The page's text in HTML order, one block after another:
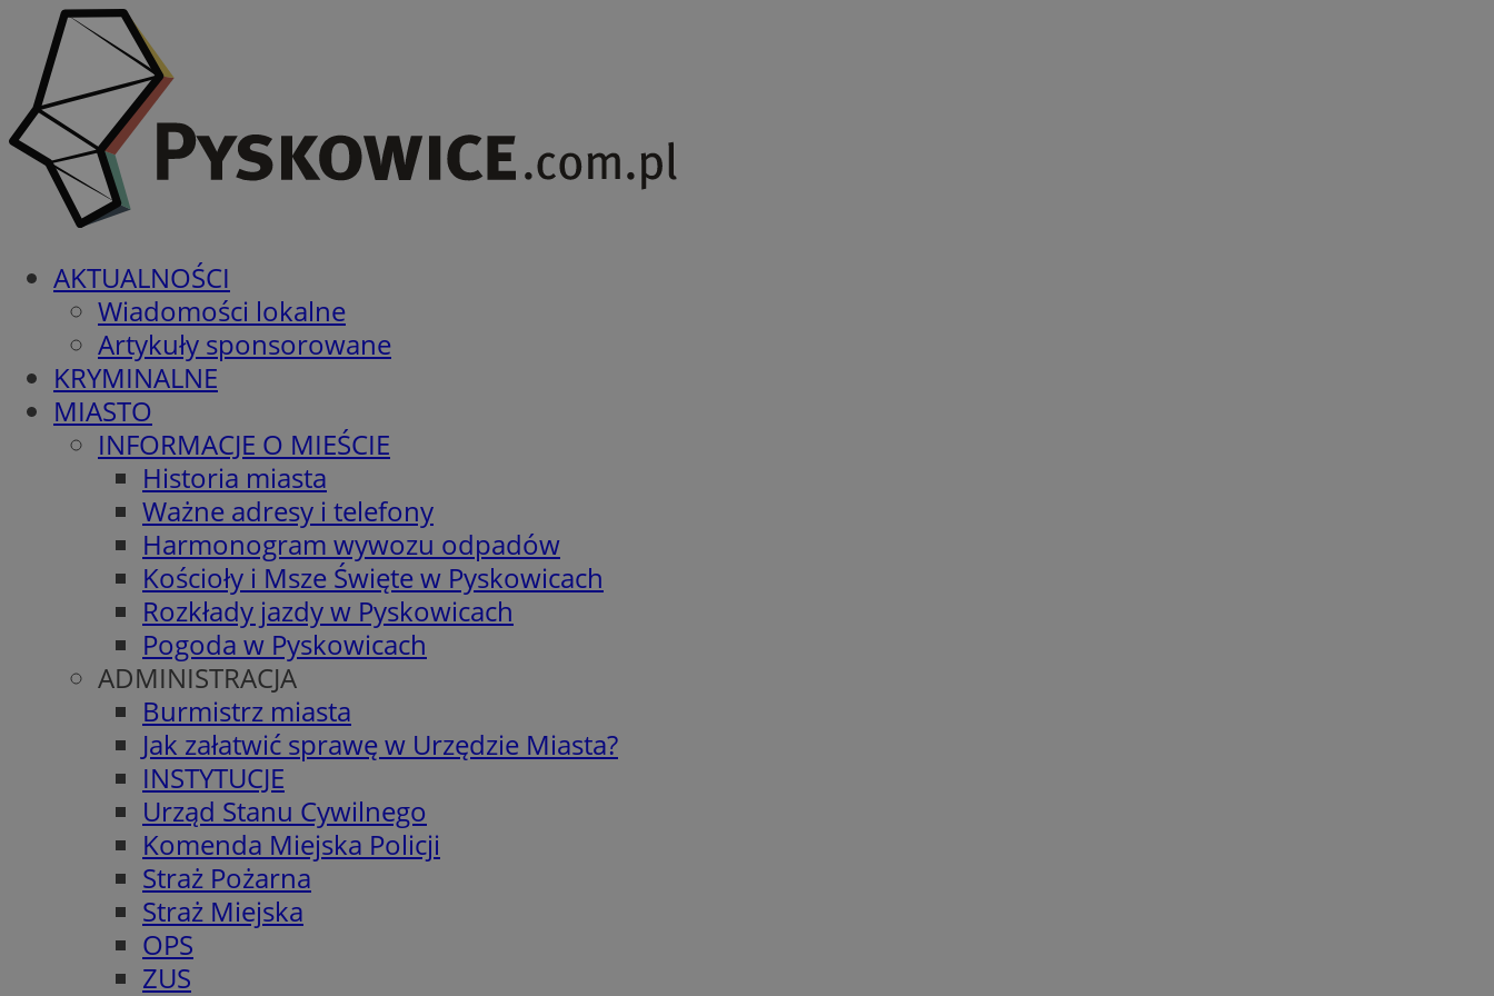
AKTUALNOŚCI
Wiadomości lokalne
Artykuły sponsorowane
KRYMINALNE
MIASTO
INFORMACJE O MIEŚCIE
Historia miasta
Ważne adresy i telefony
Harmonogram wywozu odpadów
Kościoły i Msze Święte w Pyskowicach
Rozkłady jazdy w Pyskowicach
Pogoda w Pyskowicach
ADMINISTRACJA
Burmistrz miasta
Jak załatwić sprawę w Urzędzie Miasta?
INSTYTUCJE
Urząd Stanu Cywilnego
Komenda Miejska Policji
Straż Pożarna
Straż Miejska
OPS
ZUS